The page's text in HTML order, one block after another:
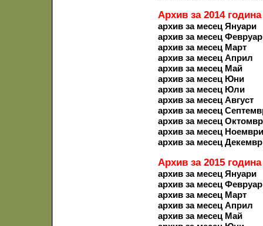
Архив за 2014 година
архив за месец Януари
архив за месец
архив за месец Март
архив за месец Април
архив за месец Май
архив за месец Юни
архив за месец Юли
архив за месец Август
архив за месец
архив за месец
архив за месец Ноември
архив за месец
Архив за 2015 година
архив за месец Януари
архив за месец
архив за месец Март
архив за месец Април
архив за месец Май